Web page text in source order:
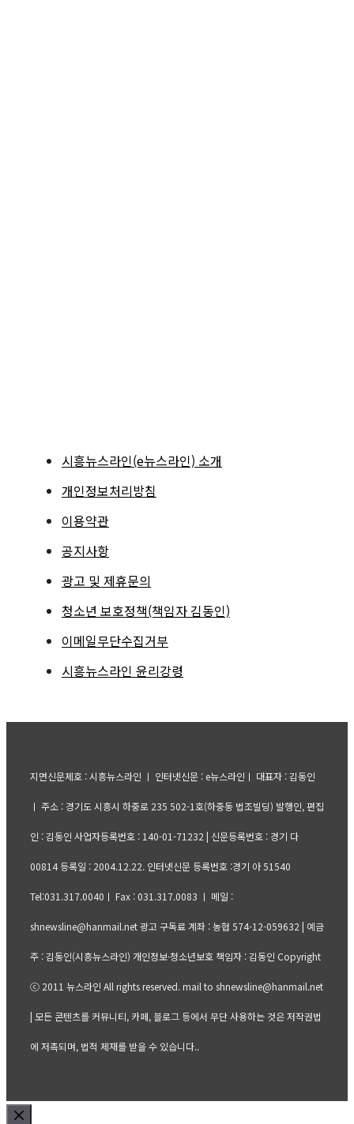
시흥뉴스라인(e뉴스라인) 소개
개인정보처리방침
이용약관
공지사항
광고 및 제휴문의
청소년 보호정책(책임자 김동인)
이메일무단수집거부
시흥뉴스라인 윤리강령
지면신문제호 : 시흥뉴스라인 ㅣ 인터넷신문 : e뉴스라인ㅣ 대표자 : 김동인
ㅣ 주소 : 경기도 시흥시 하중로 235 502-1호(하중동 법조빌딩) 발행인, 편집
인 : 김동인 사업자등록번호 : 140-01-71232 | 신문등록번호 : 경기 다
00814 등록일 : 2004.12.22. 인터넷신문 등록번호 :경기 아 51540
Tel:031.317.0040ㅣ Fax : 031.317.0083 ㅣ 메일 :
shnewsline@hanmail.net 광고 구독료 계좌 : 농협 574-12-059632 | 예금
주 : 김동인(시흥뉴스라인) 개인정보·청소년보호 책임자 : 김동인 Copyright
ⓒ 2011 뉴스라인 All rights reserved. mail to shnewsline@hanmail.net
| 모든 콘텐츠를 커뮤니티, 카페, 블로그 등에서 무단 사용하는 것은 저작권법
에 저촉되며, 법적 제재를 받을 수 있습니다..